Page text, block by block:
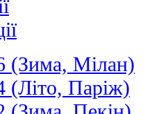
(Зима, Мілан)
(Літо, Паріж)